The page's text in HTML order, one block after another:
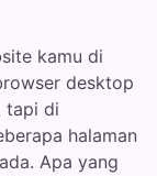
kamu di
desktop
tapi di
halaman
Apa yang